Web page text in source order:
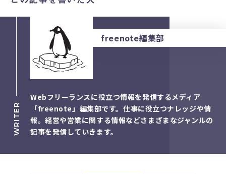
WRITER
freenote編集部
Webフリーランスに役立つ情報を発信するメディア
「freenote」編集部です。仕事に役立つナレッジや情
報。経営や営業に関する情報などさまざまなジャンルの
記事を発信していきます。